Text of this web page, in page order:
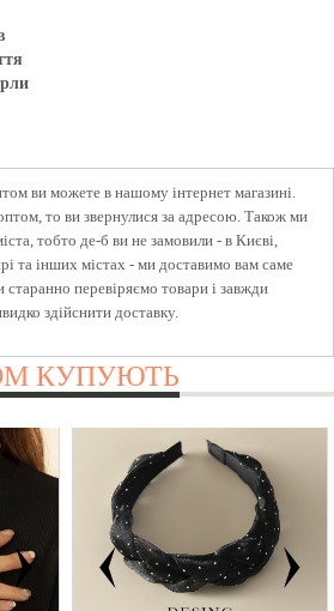
ви можете в нашому інтернет магазині.
то ви звернулися за адресою. Також ми
тобто де-б ви не замовили - в Києві,
та інших містах - ми доставимо вам саме
перевіряємо товари і завжди
здійснити доставку.
КУПУЮТЬ